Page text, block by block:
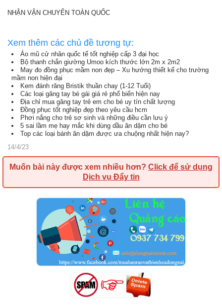
NHẬN VẬN CHUYỂN TOÀN QUỐC
Xem thêm các chủ đề tương tự:
Áo mũ cử nhân quốc tế tốt nghiệp cấp 3 đại học
Bộ thanh chắn giường Umoo kích thước lớn 2m x 2m2
May đo đồng phục mầm non đẹp – Xu hướng thiết kế cho trường
mầm non hiện đại
Kem đánh răng Bristik thuần chay (1-12 Tuổi)
Các loại găng tay bé gái giá rẻ phổ biến hiện nay
Địa chỉ mua găng tay trẻ em cho bé uy tín chất lượng
Đồng phục tốt nghiệp đẹp theo yêu cầu hcm
Phơi nắng cho trẻ sơ sinh và những điều cần lưu ý
5 sai lầm mẹ hay mắc khi dùng dầu ăn dặm cho bé
Top các loại bánh ăn dặm được ưa chuộng nhất hiện nay?
14/4/23
Muốn bài này được xem nhiều hơn? Click để sử dụng
Dịch vụ Đẩy tin